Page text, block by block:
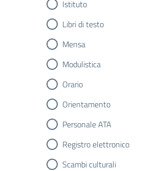
Istituto
Libri di testo
Mensa
Modulistica
Orario
Orientamento
Personale ATA
Registro elettronico
Scambi culturali